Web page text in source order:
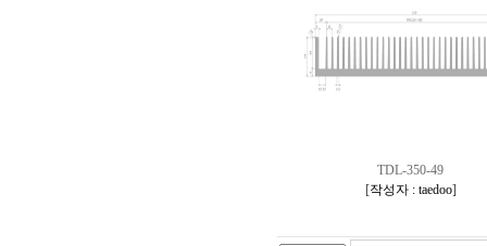
TDL-350-49
[작성자 : taedoo]